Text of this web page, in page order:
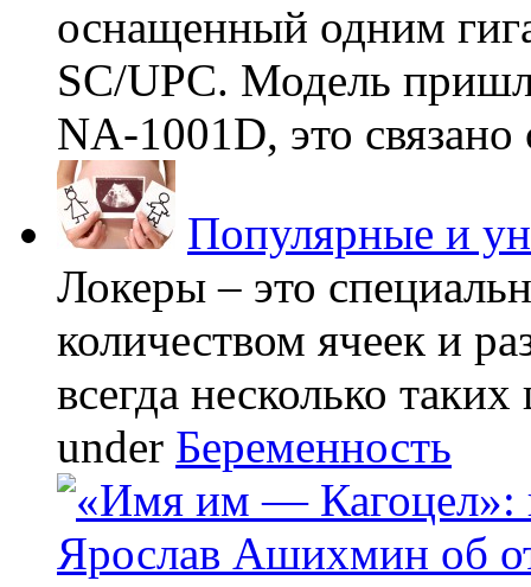
оснащенный одним
SC/UPC. Модель
NA-1001D, это связано
Популярные и
Локеры – это
количеством ячеек и
всегда несколько
under Беременность